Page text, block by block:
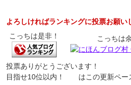
よろしければランキングに投票お願い
こっちは是非！
こっちは
投票ありがとうございます！
目指せ10位以内！ はこの更新ペー